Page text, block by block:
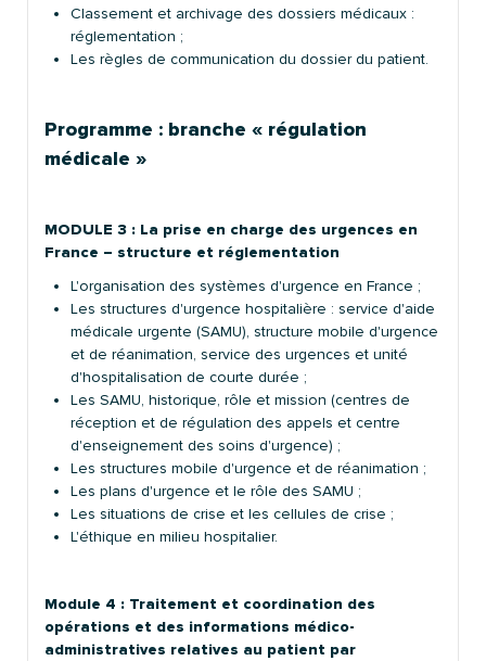
Classement et archivage des dossiers médicaux :
réglementation ;
Les règles de communication du dossier du patient.
Programme : branche « régulation
médicale »
MODULE 3 : La prise en charge des urgences en
France ― structure et réglementation
L'organisation des systèmes d'urgence en France ;
Les structures d'urgence hospitalière : service d'aide
médicale urgente (SAMU), structure mobile d'urgence
et de réanimation, service des urgences et unité
d'hospitalisation de courte durée ;
Les SAMU, historique, rôle et mission (centres de
réception et de régulation des appels et centre
d'enseignement des soins d'urgence) ;
Les structures mobile d'urgence et de réanimation ;
Les plans d'urgence et le rôle des SAMU ;
Les situations de crise et les cellules de crise ;
L'éthique en milieu hospitalier.
Module 4 : Traitement et coordination des
opérations et des informations médico-
administratives relatives au patient par